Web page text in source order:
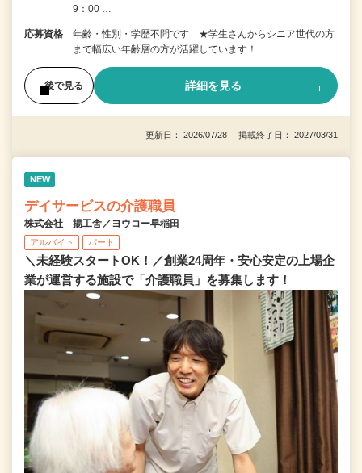
9：00 …
応募資格
年齢・性別・学歴不問です ★学生さんからシニア世代の方
まで幅広い年齢層の方が活躍しています！
後で見る 詳細を見る
更新日： 2026/07/28 掲載終了日： 2027/03/31
NEW
デイサービスの介護職員
株式会社 揚工舎／ヨウコー早稲田
アルバイト パート
＼未経験スタートOK！／創業24周年・安心安定の上場企
業が運営する施設で「介護職員」を募集します！